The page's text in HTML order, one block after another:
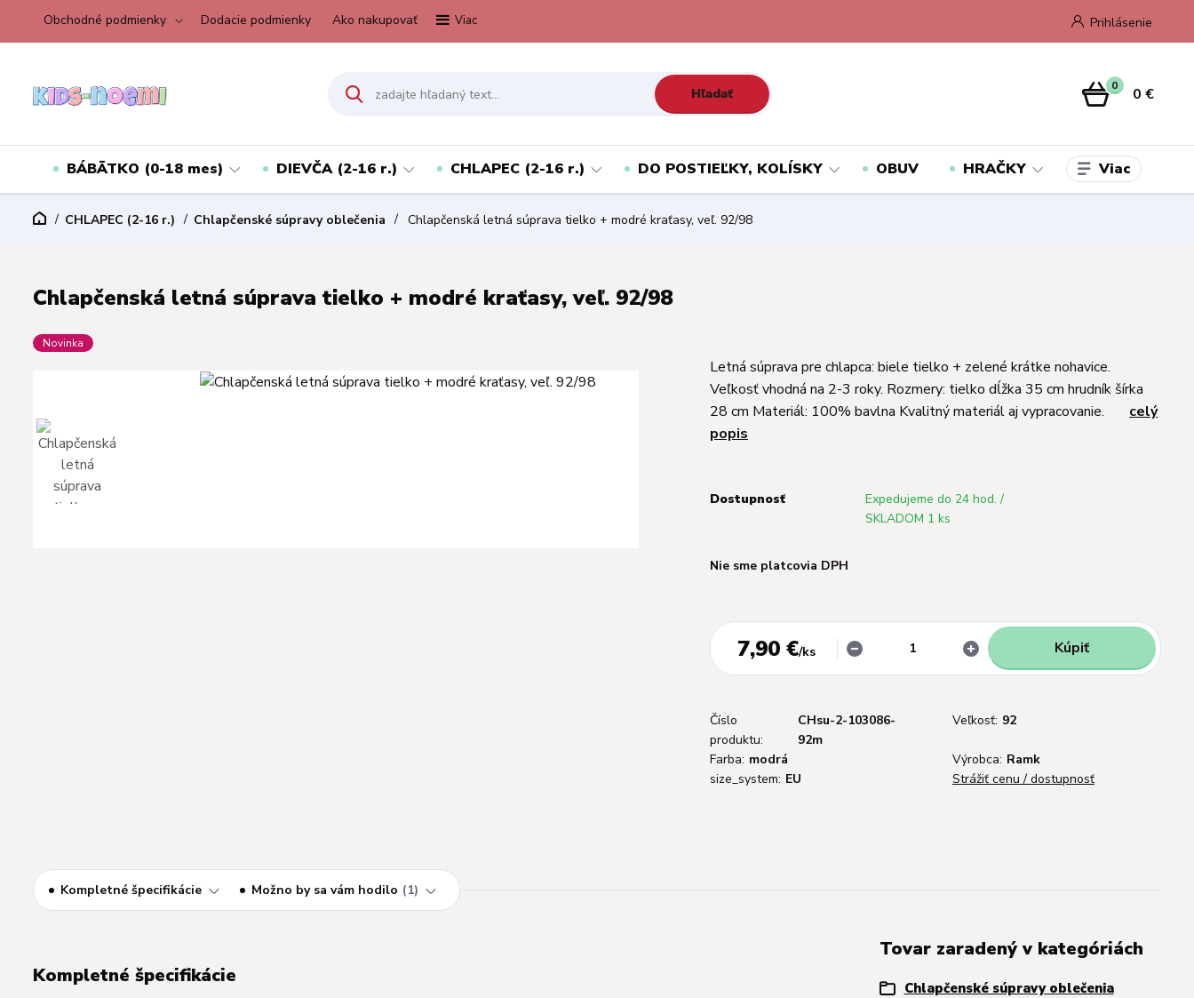
Obchodné podmienky Dodacie podmienky Ako nakupovať Viac Prihlásenie
Hľadať 0 0 €
BÁBÄTKO (0-18 mes) DIEVČA (2-16 r.) CHLAPEC (2-16 r.) DO POSTIEĽKY, KOLÍSKY OBUV HRAČKY Viac
CHLAPEC (2-16 r.) Chlapčenské súpravy oblečenia Chlapčenská letná súprava tielko + modré kraťasy, veľ. 92/98
Chlapčenská letná súprava tielko + modré kraťasy, veľ. 92/98
Novinka
Letná súprava pre chlapca: biele tielko + zelené krátke nohavice.
Veľkosť vhodná na 2-3 roky. Rozmery: tielko dĺžka 35 cm hrudník šírka
28 cm Materiál: 100% bavlna Kvalitný materiál aj vypracovanie. celý
popis
Dostupnosť
Expedujeme do 24 hod. /
SKLADOM 1 ks
Nie sme platcovia DPH
7,90 €/ks Kúpiť
Číslo
produktu:
CHsu-2-103086-
92m
Veľkosť: 92
Farba: modrá Výrobca: Ramk
size_system: EU Strážiť cenu / dostupnosť
Kompletné špecifikácie Možno by sa vám hodilo 1
Kompletné špecifikácie
Tovar zaradený v kategóriách
Chlapčenské súpravy oblečenia